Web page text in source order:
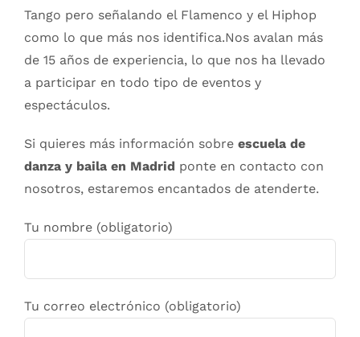
Tango pero señalando el Flamenco y el Hiphop
como lo que más nos identifica.Nos avalan más
de 15 años de experiencia, lo que nos ha llevado
a participar en todo tipo de eventos y
espectáculos.
Si quieres más información sobre escuela de
danza y baila en Madrid ponte en contacto con
nosotros, estaremos encantados de atenderte.
Tu nombre (obligatorio)
Tu correo electrónico (obligatorio)